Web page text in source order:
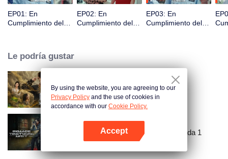
EP01: En
Cumplimiento del
EP02: En
Cumplimiento del
EP03: En
Cumplimiento del
Le podría gustar
En busca de la Piedra Alma
Unidad Táctica Policial: Temporada 1
By using the website, you are agreeing to our
Privacy Policy and the use of cookies in
accordance with our Cookie Policy.
Accept